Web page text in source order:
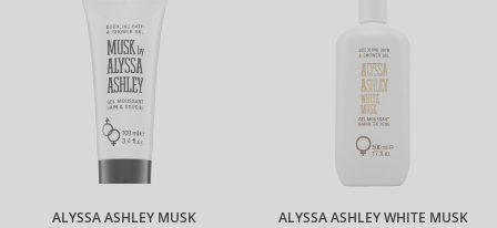
ALYSSA ASHLEY MUSK ALYSSA ASHLEY WHITE MUSK